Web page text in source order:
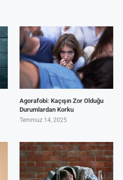
Agorafobi: Kaçışın Zor Olduğu
Durumlardan Korku
Temmuz 14, 2025